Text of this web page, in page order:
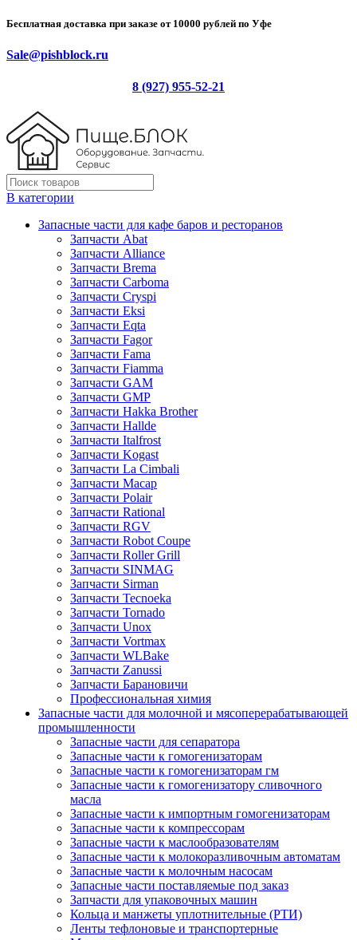
Бесплатная доставка при заказе от 10000 рублей по Уфе
Sale@pishblock.ru
8 (927) 955-52-21
В категории
Запасные части для кафе баров и ресторанов
Запчасти Abat
Запчасти Alliance
Запчасти Brema
Запчасти Carboma
Запчасти Cryspi
Запчасти Eksi
Запчасти Eqta
Запчасти Fagor
Запчасти Fama
Запчасти Fiamma
Запчасти GAM
Запчасти GMP
Запчасти Hakka Brother
Запчасти Hallde
Запчасти Italfrost
Запчасти Kogast
Запчасти La Cimbali
Запчасти Macap
Запчасти Polair
Запчасти Rational
Запчасти RGV
Запчасти Robot Coupe
Запчасти Roller Grill
Запчасти SINMAG
Запчасти Sirman
Запчасти Tecnoeka
Запчасти Tornado
Запчасти Unox
Запчасти Vortmax
Запчасти WLBake
Запчасти Zanussi
Запчасти Барановичи
Профессиональная химия
Запасные части для молочной и мясоперерабатывающей
промышленности
Запасные части для сепаратора
Запасные части к гомогенизаторам
Запасные части к гомогенизаторам гм
Запасные части к гомогенизатору сливочного
масла
Запасные части к импортным гомогенизаторам
Запасные части к компрессорам
Запасные части к маслообразователям
Запасные части к молокоразливочным автоматам
Запасные части к молочным насосам
Запасные части поставляемые под заказ
Запчасти для упаковочных машин
Кольца и манжеты уплотнительные (РТИ)
Ленты тефлоновые и транспортерные